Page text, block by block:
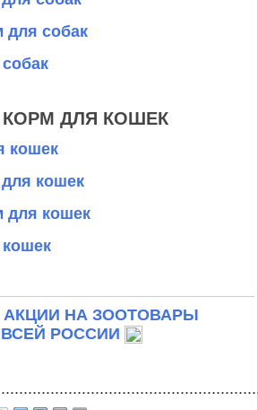
для собак
КОРМ ДЛЯ КОШЕК
кошек
кошек
для кошек
АКЦИИ НА ЗООТОВАРЫ
РОССИИ